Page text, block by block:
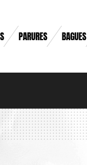
PARURES BAGUES